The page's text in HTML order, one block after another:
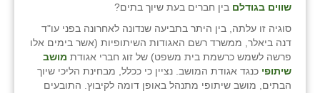
שווים בגודלם בין חברים בעת שיוך בתים?
סוגיה זו עלתה, בין היתר בתביעה שנדונה לאחרונה בפני עו"ד
דנה ביאלר, ממשרד רשם האגודות השיתופיות (אשר בימים אלו
פרשה לשמש כרשמת בית משפט) של זוג חברי אגודת מושב
שיתופי כנגד אגודת המושב. נציין כי ככלל, מבחינת הליכי שיוך
הבתים, מושב שיתופי מתנהל באופן דומה לקיבוץ. התובעים